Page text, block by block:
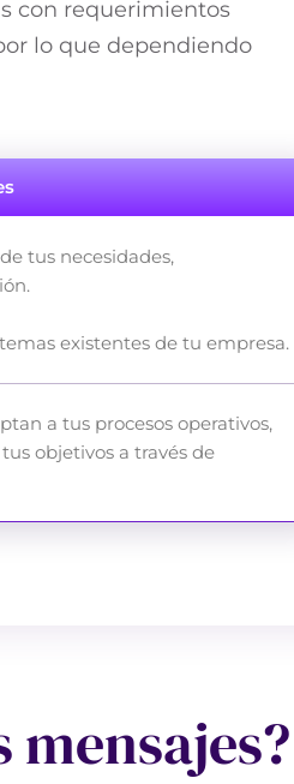
con requerimientos
lo que dependiendo
tus necesidades,
existentes de tu empresa.
a tus procesos operativos,
objetivos a través de
mensajes?